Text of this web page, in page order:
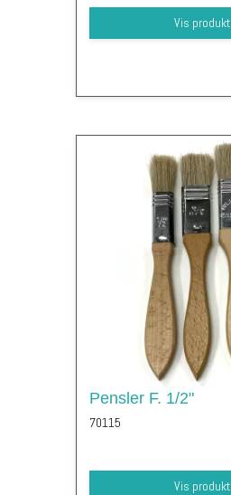
Vis produkt
Pensler F. 1/2"
70115
Vis produkt